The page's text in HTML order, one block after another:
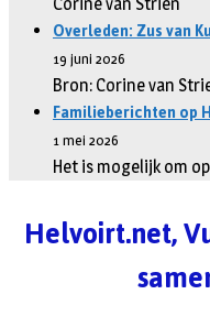
Overleden: Zus van
19 juni 2026
Bron: Corine van
Familieberichten op
1 mei 2026
Het is mogelijk om
Helvoirt.net,